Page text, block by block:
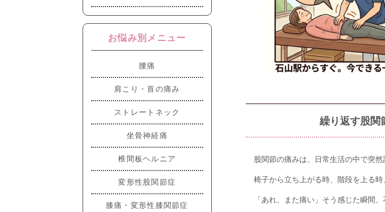
繰り返す股関
股関節の痛みは、日常生活の中で突然
椅子から立ち上がる時、階段を上る時
「あれ、また痛い」そう感じた瞬間
お悩み別メニュー
腰痛
肩こり・首の痛み
ストレートネック
坐骨神経痛
椎間板ヘルニア
変形性股関節症
膝痛・変形性膝関節症